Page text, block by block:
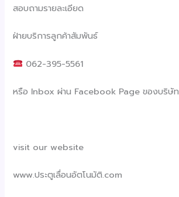
สอบถามรายละเอียด
ฝ่ายบริการลูกค้าสัมพันธ์
062-395-5561
หรือ Inbox ผ่าน Facebook Page ของบริษัท
visit our website
www.ประตูเลื่อนอัตโนมัติ.com